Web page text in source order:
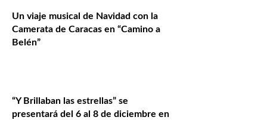
Un viaje musical de Navidad con la
Camerata de Caracas en “Camino a
Belén”
“Y Brillaban las estrellas” se
presentará del 6 al 8 de diciembre en